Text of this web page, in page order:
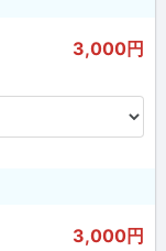
3,000円
3,000円